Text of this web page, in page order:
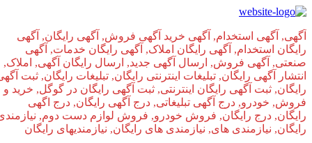
آگهی, آگهی استخدام, آگهی خرید آگهی فروش, آگهی رایگان, آگهی
رایگان استخدام, آگهی رایگان املاک, آگهی رایگان خدمات, آگهی
صنعتی, آگهی فروش, ارسال آگهی جدید, ارسال رایگان آگهی, املاک,
انتشار آگهی رایگان, تبلیغات اینترنتی رایگان, تبلیغات رایگان, ثبت آگهی
رایگان, ثبت آگهی رایگان اینترنتی, ثبت آگهی رایگان در گوگل, خرید و
فروش, خودرو, درج آگهی تبلیغاتی, درج آگهی رایگان, درج اگهی
رایگان, درج رایگان, فروش خودرو, فروش لوازم دست دوم, نیازمندی
رایگان, نیازمندی های, نیازمندی‌ های رایگان, نیازمندیهای رایگان